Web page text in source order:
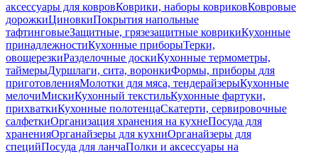
аксессуары для ковровКоврики, наборы ковриковКовровые
дорожкиЦиновкиПокрытия напольные
тафтинговыеЗащитные, грязезащитные коврикиКухонные
принадлежностиКухонные приборыТерки,
овощерезкиРазделочные доскиКухонные термометры,
таймерыДуршлаги, сита, воронкиФормы, приборы для
приготовленияМолотки для мяса, тендерайзерыКухонные
мелочиМискиКухонный текстильКухонные фартуки,
прихваткиКухонные полотенцаСкатерти, сервировочные
салфеткиОрганизация хранения на кухнеПосуда для
храненияОрганайзеры для кухниОрганайзеры для
специйПосуда для ланчаПолки и аксессуары на